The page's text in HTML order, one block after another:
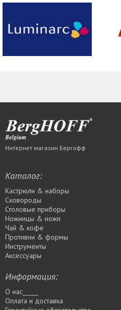
Интернет магазин Бергофф
Каталог:
Кастрюли & наборы
Сковороды
Столовые приборы
Ножницы & ножи
Чай & кофе
Противни & формы
Инструменты
Аксессуары
Информация:
О нас_____
Оплата и доставка